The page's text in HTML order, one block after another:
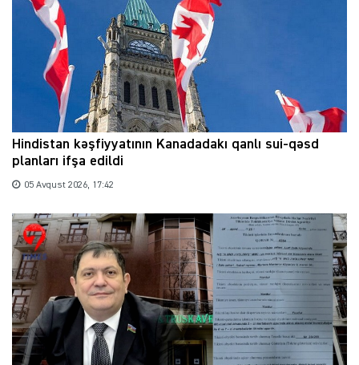
Hindistan kəşfiyyatının Kanadadakı qanlı sui-qəsd
planları ifşa edildi
05 Avqust 2026, 17:42